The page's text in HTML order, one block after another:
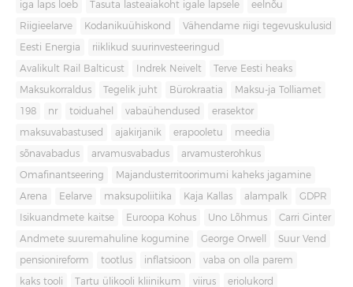
iga laps loeb Tasuta lasteaiakoht igale lapsele eelnõu
Riigieelarve Kodanikuühiskond Vähendame riigi tegevuskulusid
Eesti Energia riiklikud suurinvesteeringud
Avalikult Rail Balticust Indrek Neivelt Terve Eesti heaks
Maksukorraldus Tegelik juht Bürokraatia Maksu-ja Tolliamet
198 nr toiduahel vabaühendused erasektor
maksuvabastused ajakirjanik erapooletu meedia
sõnavabadus arvamusvabadus arvamusterohkus
Omafinantseering Majandusterritoorimumi kaheks jagamine
Arena Eelarve maksupoliitika Kaja Kallas alampalk GDPR
Isikuandmete kaitse Euroopa Kohus Uno Lõhmus Carri Ginter
Andmete suuremahuline kogumine George Orwell Suur Vend
pensionireform tootlus inflatsioon vaba on olla parem
kaks tooli Tartu ülikooli kliinikum viirus eriolukord